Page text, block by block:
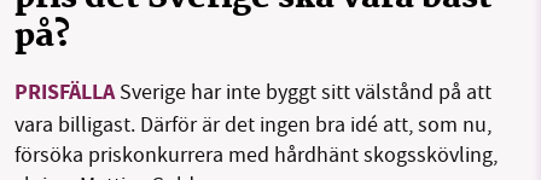
Sök Sparade inlägg Tipsa oss
på?
PRISFÄLLASverige har inte byggt sitt välstånd på att
vara billigast. Därför är det ingen bra idé att, som nu,
försöka priskonkurrera med hårdhänt skogsskövling,